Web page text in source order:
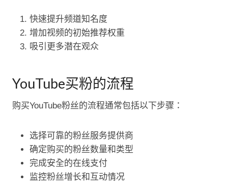
快速提升频道知名度
增加视频的初始推荐权重
吸引更多潜在观众
YouTube买粉的流程
购买YouTube粉丝的流程通常包括以下步骤：
选择可靠的粉丝服务提供商
确定购买的粉丝数量和类型
完成安全的在线支付
监控粉丝增长和互动情况